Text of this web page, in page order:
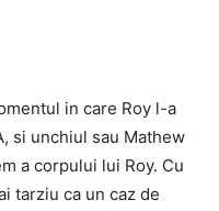
in care Roy l-a
si unchiul sau Mathew
a corpului lui Roy. Cu
tarziu ca un caz de